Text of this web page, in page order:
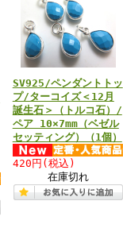
SV925/ペンダントトッ
プ/ターコイズ＜12月
誕生石＞（トルコ石）/
ペア 10×7mm（ベゼル
セッティング）（1個）
420円 (税込)
在庫切れ